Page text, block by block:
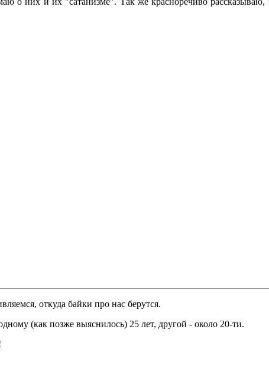
откуда байки про нас берутся.
(как позже выяснилось) 25 лет, другой - около 20-ти.